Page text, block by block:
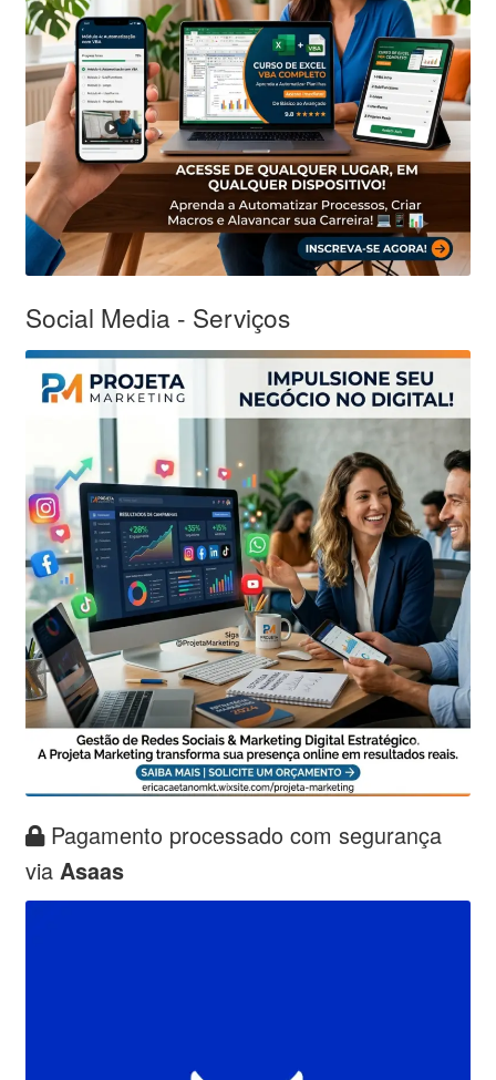
Social Media - Serviços
Pagamento processado com segurança
via Asaas